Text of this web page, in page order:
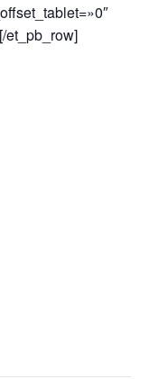
et_pb_row]